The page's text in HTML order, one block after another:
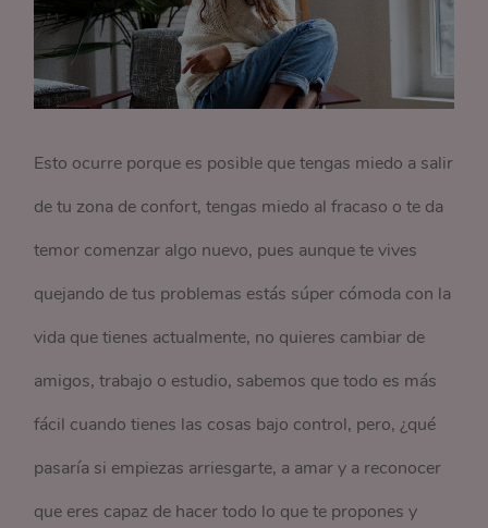
Esto ocurre porque es posible que tengas miedo a salir
de tu zona de confort, tengas miedo al fracaso o te da
temor comenzar algo nuevo, pues aunque te vives
quejando de tus problemas estás súper cómoda con la
vida que tienes actualmente, no quieres cambiar de
amigos, trabajo o estudio, sabemos que todo es más
fácil cuando tienes las cosas bajo control, pero, ¿qué
pasaría si empiezas arriesgarte, a amar y a reconocer
que eres capaz de hacer todo lo que te propones y